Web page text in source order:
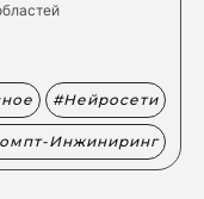
Нейросети
Инжиниринг